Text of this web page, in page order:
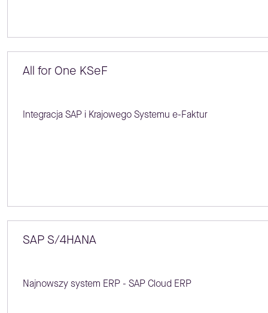
All for One KSeF
Integracja SAP i Krajowego Systemu e-Faktur
SAP S/4HANA
Najnowszy system ERP - SAP Cloud ERP